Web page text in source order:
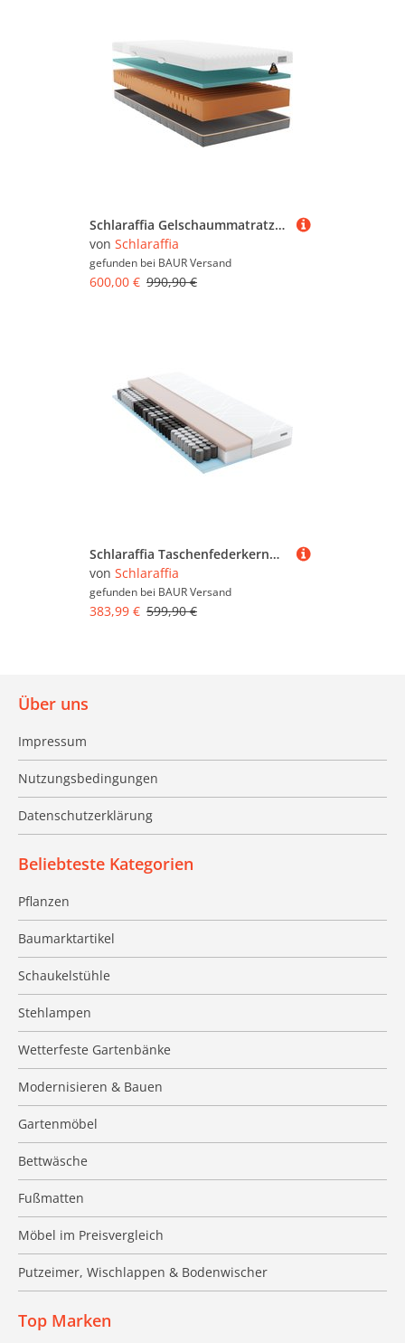
Schlaraffia Gelschaummatratze "GELTEX Quantum Touch Next 200, Matratze 90x200, 140x200 und mehr" 20 cm hoch Raumgewicht: 43 kg/m³ 1 Stk. tlg. GELTEX Next-Auflage, langlebig (RG 43)
von Schlaraffia
gefunden bei BAUR Versand
600,00 € 990,90 €
Schlaraffia Taschenfederkernmatratze "myNap Premium Matratze,Testsieger Stiftung Warentest 10/2023, Note 1,6" 19 cm hoch 500 Federn 1 Stk. tlg. Härtegrad 3, in 90x200 und weiteren Größen erhältlich
von Schlaraffia
gefunden bei BAUR Versand
383,99 € 599,90 €
Über uns
Impressum
Nutzungsbedingungen
Datenschutzerklärung
Beliebteste Kategorien
Pflanzen
Baumarktartikel
Schaukelstühle
Stehlampen
Wetterfeste Gartenbänke
Modernisieren & Bauen
Gartenmöbel
Bettwäsche
Fußmatten
Möbel im Preisvergleich
Putzeimer, Wischlappen & Bodenwischer
Top Marken